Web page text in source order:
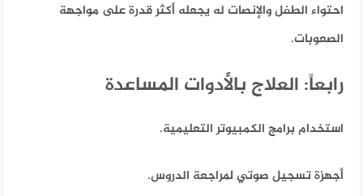
احتواء الطفل والإنصات له يجعله أكثر قدرة على مواجهة
الصعوبات.
رابعاً: العلاج بالأدوات المساعدة
استخدام برامج الكمبيوتر التعليمية.
أجهزة تسجيل صوتي لمراجعة الدروس.